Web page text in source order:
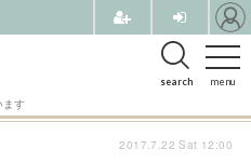
menu
search
ます
2017.7.22 Sat 12:00